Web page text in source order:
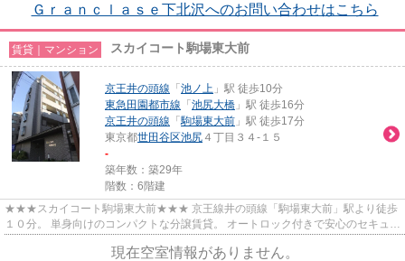
Ｇｒａｎｃｌａｓｅ下北沢へのお問い合わせはこちら
賃貸｜マンション スカイコート駒場東大前
京王井の頭線 「 池ノ上 」駅 徒歩10分
東急田園都市線 「 池尻大橋 」駅 徒歩16分
京王井の頭線 「駒場東大前 」駅 徒歩17分
東京都世田谷区池尻 ４丁目３４-１５
-
築年数：築29年
階数：6階建
★★★スカイコート駒場東大前★★★ 京王線井の頭線「駒場東大前」駅より徒歩
１０分。 単身向けのコンパクトな分譲賃貸。 オートロック付きで安心のセキュリ
現在空室情報がありません。